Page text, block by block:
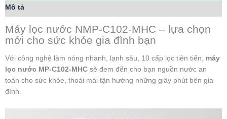
Mô tả
Máy lọc nước NMP-C102-MHC – lựa chọn
mới cho sức khỏe gia đình bạn
Với công nghệ làm nóng nhanh, lạnh sâu, 10 cấp lọc tiên tiến, máy
lọc nước MP-C102-MHC sẽ đem đến cho bạn nguồn nước an
toàn cho sức khỏe, thoải mái tận hưởng những giây phút bên gia
đình.